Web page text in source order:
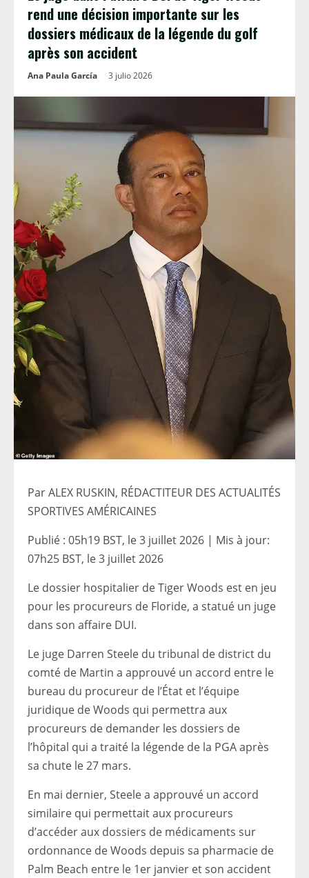
rend une décision importante sur les
dossiers médicaux de la légende du golf
après son accident
Ana Paula García 3 julio 2026
Par ALEX RUSKIN, RÉDACTITEUR DES ACTUALITÉS
SPORTIVES AMÉRICAINES
Publié : 05h19 BST, le 3 juillet 2026 | Mis à jour:
07h25 BST, le 3 juillet 2026
Le dossier hospitalier de Tiger Woods est en jeu
pour les procureurs de Floride, a statué un juge
dans son affaire DUI.
Le juge Darren Steele du tribunal de district du
comté de Martin a approuvé un accord entre le
bureau du procureur de l’État et l’équipe
juridique de Woods qui permettra aux
procureurs de demander les dossiers de
l’hôpital qui a traité la légende de la PGA après
sa chute le 27 mars.
En mai dernier, Steele a approuvé un accord
similaire qui permettait aux procureurs
d’accéder aux dossiers de médicaments sur
ordonnance de Woods depuis sa pharmacie de
Palm Beach entre le 1er janvier et son accident